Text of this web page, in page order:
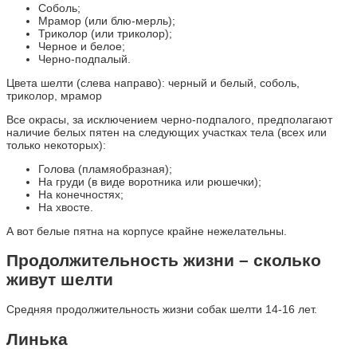
Соболь;
Мрамор (или блю-мерль);
Триколор (или триколор);
Черное и белое;
Черно-подпалый.
Цвета шелти (слева направо): черный и белый, соболь,
триколор, мрамор
Все окрасы, за исключением черно-подпалого, предполагают
наличие белых пятен на следующих участках тела (всех или
только некоторых):
Голова (пламяобразная);
На груди (в виде воротника или рюшечки);
На конечностях;
На хвосте.
А вот белые пятна на корпусе крайне нежелательны.
Продолжительность жизни – сколько
живут шелти
Средняя продолжительность жизни собак шелти 14-16 лет.
Линька